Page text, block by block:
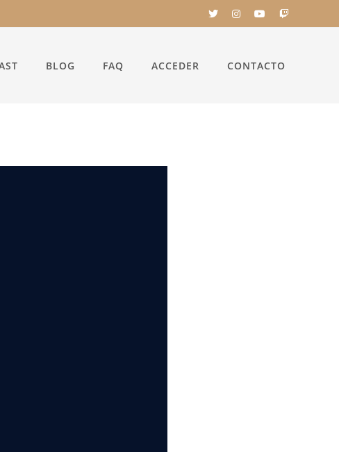
BLOG FAQ ACCEDER CONTACTO